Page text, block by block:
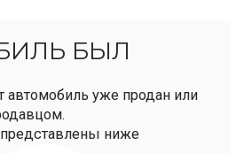
БЫЛ
автомобиль уже продан или
ниже